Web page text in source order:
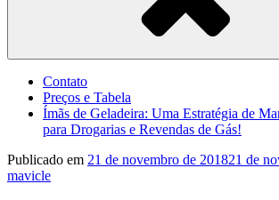
Contato
Preços e Tabela
Ímãs de Geladeira: Uma Estratégia de
para Drogarias e Revendas de Gás!
Publicado em 21 de novembro de 201821 de
mavicle